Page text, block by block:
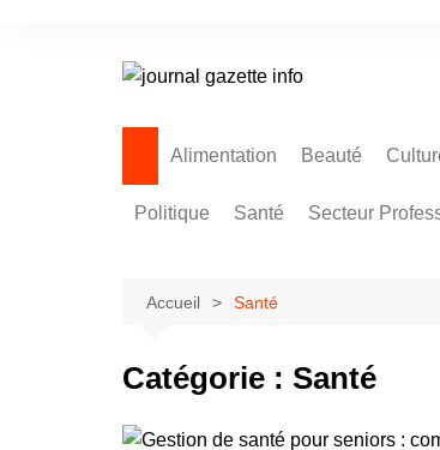
Alimentation Beauté
Politique Santé Secteur
Accueil Santé
Catégorie : Santé